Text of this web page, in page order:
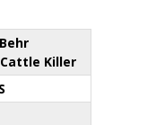
Killer